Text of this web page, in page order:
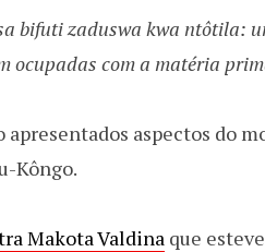
bifuti zaduswa kwa ntôtila:
ocupadas com a matéria
apresentados aspectos do
Kôngo.
Makota Valdina que